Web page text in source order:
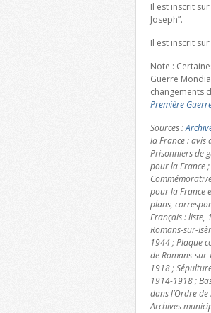
Il est inscrit
Joseph”.
Il est inscrit
Note :
Guerre
changements
Première
Sources :
la France : avis
Prisonniers de
pour la France
pour la France
plans,
Français : liste,
Romans-sur-
1944 ; Plaque
de Romans-
1918 ;
1914-1918 ;
dans l’Ordre
Archives